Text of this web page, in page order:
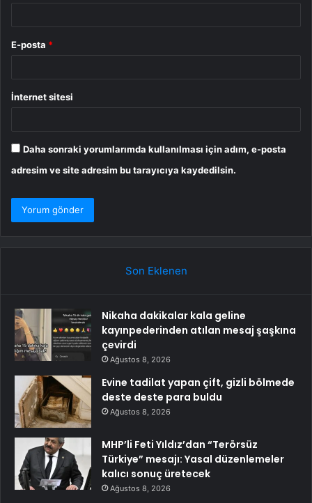
E-posta *
İnternet sitesi
Daha sonraki yorumlarımda kullanılması için adım, e-posta
adresim ve site adresim bu tarayıcıya kaydedilsin.
Son Eklenen
Nikaha dakikalar kala geline
kayınpederinden atılan mesaj şaşkına
çevirdi
Ağustos 8, 2026
Evine tadilat yapan çift, gizli bölmede
deste deste para buldu
Ağustos 8, 2026
MHP’li Feti Yıldız’dan “Terörsüz
Türkiye” mesajı: Yasal düzenlemeler
kalıcı sonuç üretecek
Ağustos 8, 2026